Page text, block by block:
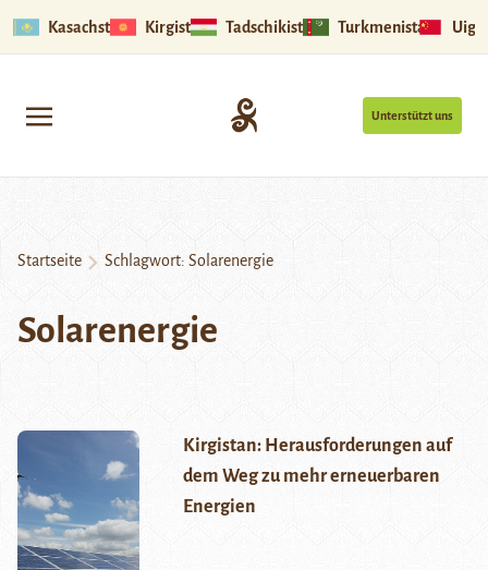
Kasachstan Kirgistan Tadschikistan Turkmenistan
Unterstützt uns
Startseite Schlagwort: Solarenergie
Solarenergie
Kirgistan: Herausforderungen auf
dem Weg zu mehr erneuerbaren
Energien